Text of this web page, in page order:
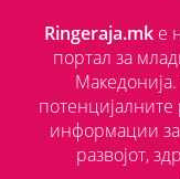
Ringeraja.mk е
портал за
информации
развојот,